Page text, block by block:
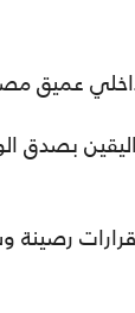
عميق
بصدق
قرارات